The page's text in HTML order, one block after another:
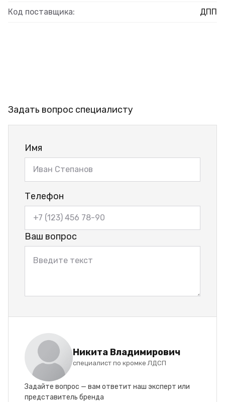
Код поставщика: ДПП
Задать вопрос специалисту
Имя
Телефон
Ваш вопрос
Никита Владимирович
специалист по кромке ЛДСП
Задайте вопрос — вам ответит наш эксперт или
представитель бренда